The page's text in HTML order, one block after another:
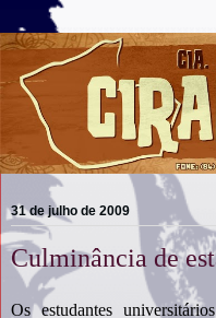
31 de julho de 2009
Culminância de
Os estudantes